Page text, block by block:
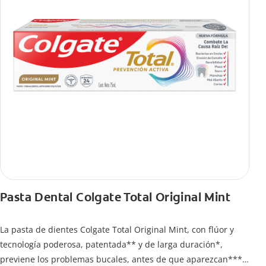
Pasta Dental Colgate Total Original Mint
La pasta de dientes Colgate Total Original Mint, con flúor y
tecnología poderosa, patentada** y de larga duración*,
previene los problemas bucales, antes de que aparezcan****.